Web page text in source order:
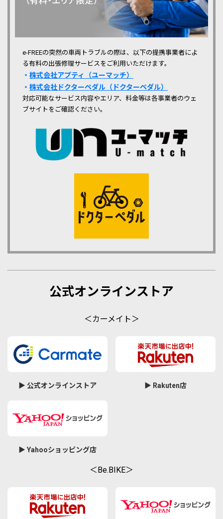
e-FREEの突然の車両トラブルの際は、以下の提携事業者によ
る有料の出張修理サービスをご利用いただけます。
・ 株式会社アプティ（ユーマッチ）
・ 株式会社ドクターペダル（ドクターペダル）
対応可能なサービス内容やエリア、料金等は各事業者のウェ
ブサイトをご確認ください。
公式オンラインストア
＜カーメイト＞
▶ 公式オンラインストア ▶ Rakuten店
▶ Yahooショッピング店
＜Be.BIKE＞